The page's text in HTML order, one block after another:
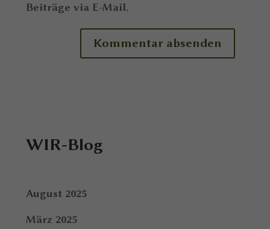
Beiträge via E-Mail.
WIR-Blog
August 2025
März 2025